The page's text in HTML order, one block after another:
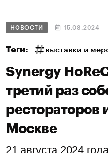
НОВОСТИ 15.08.2024
Теги: выставки и
Synergy
третий раз
рестораторов
Москве
21 августа 2024